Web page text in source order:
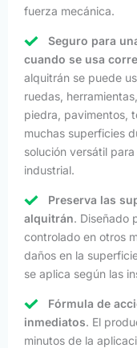
fuerza mecánica.
Seguro para
cuando se usa
alquitrán se puede
ruedas,
piedra, pavimentos,
muchas superficies
solución versátil
industrial.
Preserva las
alquitrán. Diseñado
controlado en otros
daños en la
se aplica según las
Fórmula de
inmediatos. El
minutos de la